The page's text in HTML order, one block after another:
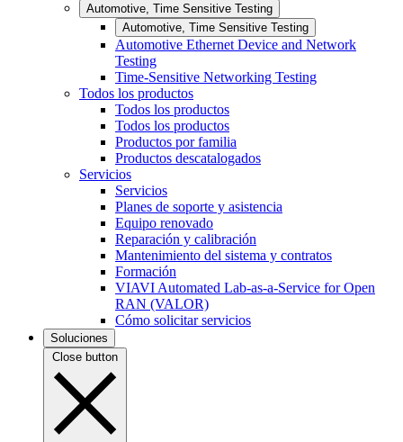
Automotive, Time Sensitive Testing
Automotive, Time Sensitive Testing
Automotive Ethernet Device and Network
Testing
Time-Sensitive Networking Testing
Todos los productos
Todos los productos
Todos los productos
Productos por familia
Productos descatalogados
Servicios
Servicios
Planes de soporte y asistencia
Equipo renovado
Reparación y calibración
Mantenimiento del sistema y contratos
Formación
VIAVI Automated Lab-as-a-Service for Open
RAN (VALOR)
Cómo solicitar servicios
Soluciones
Close button